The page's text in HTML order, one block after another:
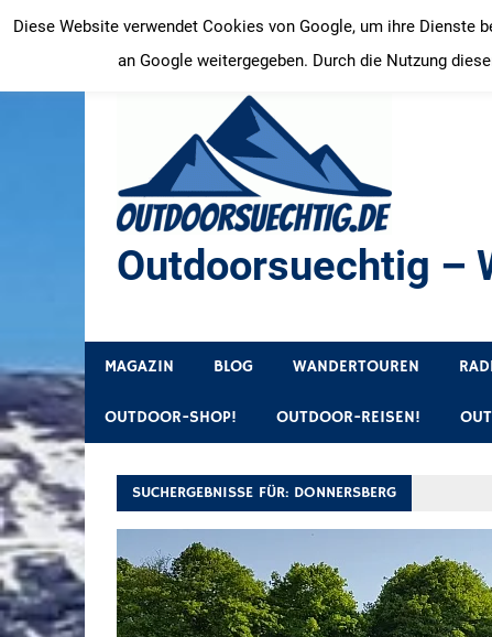
Inhalt
springen
Outdoorsuechtig –
MAGAZIN BLOG WANDERTOUREN
OUTDOOR-SHOP! OUTDOOR-REISEN!
SUCHERGEBNISSE FÜR: DONNERSBERG
Diese Website verwendet Cookies von Google, um ihre Dienste
an Google weitergegeben. Durch die Nutzung